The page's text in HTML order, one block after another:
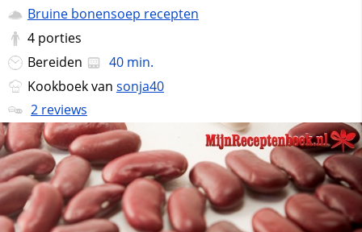
Bruine bonensoep recepten
4 porties
Bereiden
40 min.
Kookboek van sonja40
2 reviews